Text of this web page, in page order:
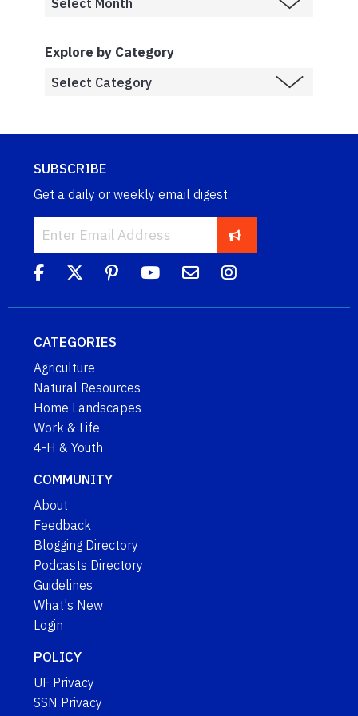
Explore by Category
SUBSCRIBE
Get a daily or weekly email digest.
CATEGORIES
Agriculture
Natural Resources
Home Landscapes
Work & Life
4-H & Youth
COMMUNITY
About
Feedback
Blogging Directory
Podcasts Directory
Guidelines
What's New
Login
POLICY
UF Privacy
SSN Privacy